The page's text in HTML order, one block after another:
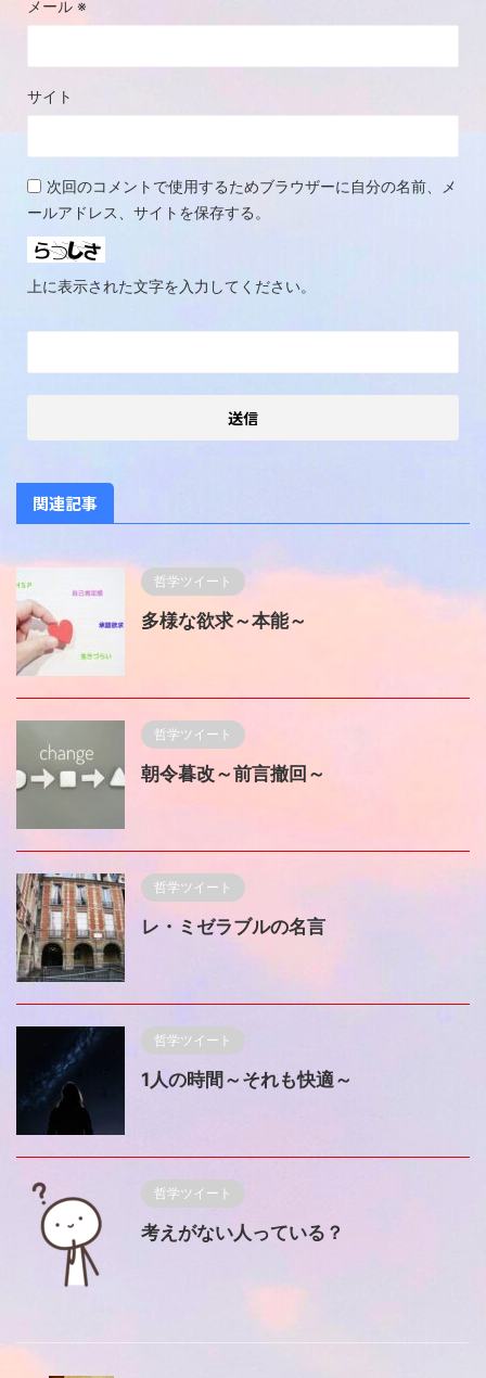
メール ※
サイト
次回のコメントで使用するためブラウザーに自分の名前、メ
ールアドレス、サイトを保存する。
上に表示された文字を入力してください。
関連記事
哲学ツイート
多様な欲求～本能～
哲学ツイート
朝令暮改～前言撤回～
哲学ツイート
レ・ミゼラブルの名言
哲学ツイート
1人の時間～それも快適～
哲学ツイート
考えがない人っている？